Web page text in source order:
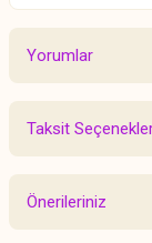
Yorumlar
Taksit
Önerileriniz